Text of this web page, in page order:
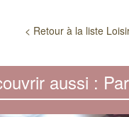
< Retour à la liste
aussi :